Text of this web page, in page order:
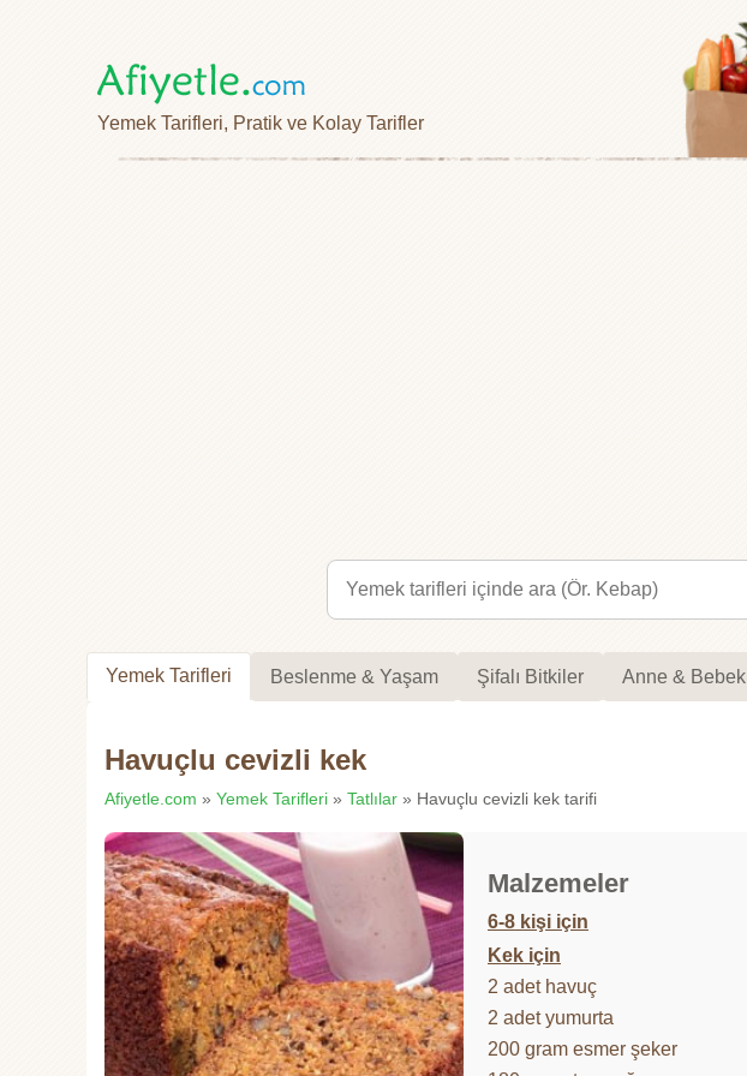
Yemek Tarifleri, Pratik ve Kolay Tarifler
Yemek Tarifleri Beslenme & Yaşam Şifalı Bitkiler Anne & Bebek
Havuçlu cevizli kek
Afiyetle.com » Yemek Tarifleri » Tatlılar » Havuçlu cevizli kek tarifi
Malzemeler
6-8 kişi için
Kek için
2 adet havuç
2 adet yumurta
200 gram esmer şeker